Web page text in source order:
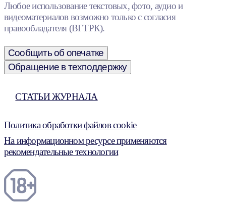
Любое использование текстовых, фото, аудио и
видеоматериалов возможно только с согласия
правообладателя (ВГТРК).
Сообщить об опечатке
Обращение в техподдержку
СТАТЬИ ЖУРНАЛА
Политика обработки файлов cookie
На информационном ресурсе применяются
рекомендательные технологии